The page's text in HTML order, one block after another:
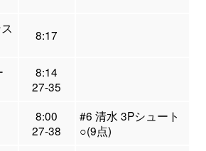
8:17
8:14
27-35
8:00
27-38
#6 清水 3Pシュート
○(9点)